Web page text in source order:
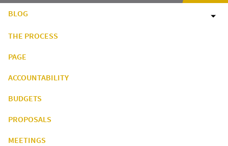
BLOG
THE PROCESS
PAGE
ACCOUNTABILITY
BUDGETS
PROPOSALS
MEETINGS